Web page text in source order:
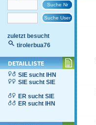
zuletzt besucht
tirolerbua76
SIE sucht IHN
SIE sucht SIE
ER sucht SIE
ER sucht IHN